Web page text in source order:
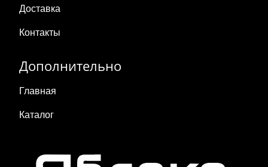
Доставка
Контакты
Дополнительно
Главная
Каталог